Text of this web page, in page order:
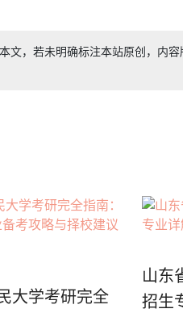
文，若未明确标注本站原创，内
大学考研完全
山东
招生